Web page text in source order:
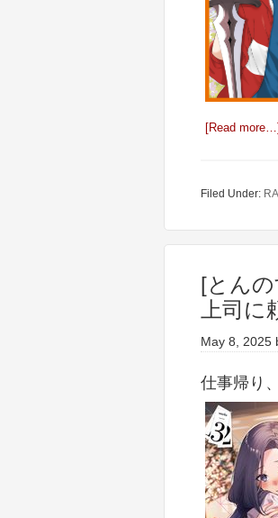
[Read more…]
Filed Under:
[とん
上司
May 8, 2025
仕事帰り